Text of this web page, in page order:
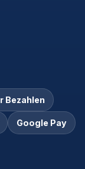
Bezahlen
Google Pay